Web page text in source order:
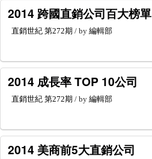
2014 跨國直銷公司百大榜單
直銷世紀 第272期 / by 編輯部
2014 成長率 TOP 10公司
直銷世紀 第272期 / by 編輯部
2014 美商前5大直銷公司